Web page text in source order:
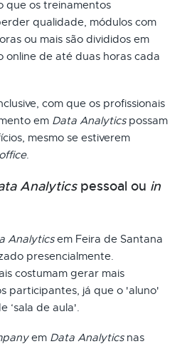
que os treinamentos
qualidade, módulos com
ou mais são divididos em
online de até duas horas cada
com que os profissionais
em Data Analyticspossam
mesmo se estiverem
.
Analyticspessoal ou in
Analyticsem Feira de Santana
presencialmente.
costumam gerar mais
participantes, já que o 'aluno'
‘sala de aula'.
em Data Analyticsnas